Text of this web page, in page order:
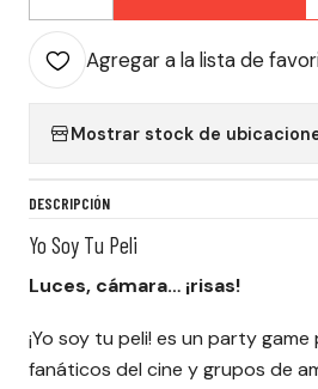
Agregar a la lista de
Mostrar stock de
DESCRIPCIÓN
Yo Soy Tu Peli
Luces, cámara… ¡risas!
¡Yo soy tu peli! es un party
fanáticos del cine y grupos de